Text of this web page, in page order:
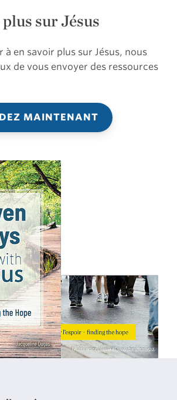
sur Jésus
à en savoir plus sur Jésus, nous
de vous envoyer des ressources
MAINTENANT